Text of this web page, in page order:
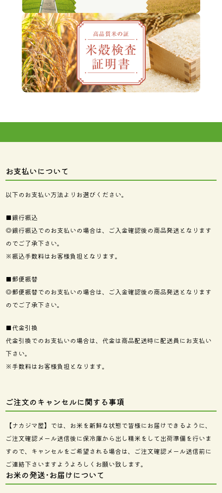
お支払いについて
以下のお支払い方法よりお選びください。
■銀行振込
◎銀行振込でのお支払いの場合は、ご入金確認後の商品発送となります
のでご了承下さい。
※振込手数料はお客様負担となります。
■郵便振替
◎郵便振替でのお支払いの場合は、ご入金確認後の商品発送となります
のでご了承下さい。
■代金引換
代金引換でのお支払いの場合は、代金は商品配送時に配送員にお支払い
下さい。
※手数料はお客様負担となります。
ご注文のキャンセルに関する事項
【ナカジマ屋】では、お米を新鮮な状態で皆様にお届けできるように、
ご注文確認メール送信後に保冷庫から出し精米をして出荷準備を行いま
すので、キャンセルをご希望される場合は、ご注文確認メール送信前に
ご連絡下さいますようよろしくお願い致します。
お米の発送･お届けについて